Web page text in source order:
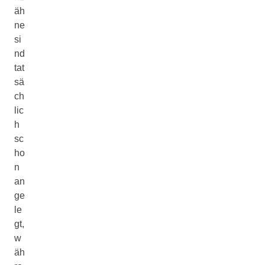
äh
ne
si
nd
tat
sä
ch
lic
h
sc
ho
n
an
ge
le
gt,
w
äh